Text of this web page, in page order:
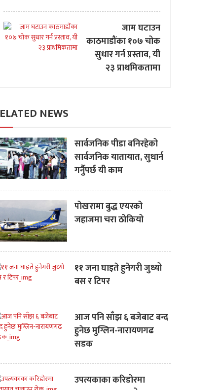
जाम घटाउन
काठमाडौंका १०७ चोक
सुधार गर्न प्रस्ताव, यी
२३ प्राथमिकतामा
NEWS
सार्वजनिक पीडा बनिरहेको
सार्वजनिक यातायात, सुधार्न
गर्नुैपर्छ यी काम
पोखरामा बुद्ध एयरको
जहाजमा चरा ठोकियो
११ जना घाइते हुनेगरी जुध्यो
बस र टिपर
आज पनि साँझ ६ बजेबाट बन्द
हुनेछ मुग्लिन-नारायणगढ
सडक
उपत्यकाका करिडोरमा